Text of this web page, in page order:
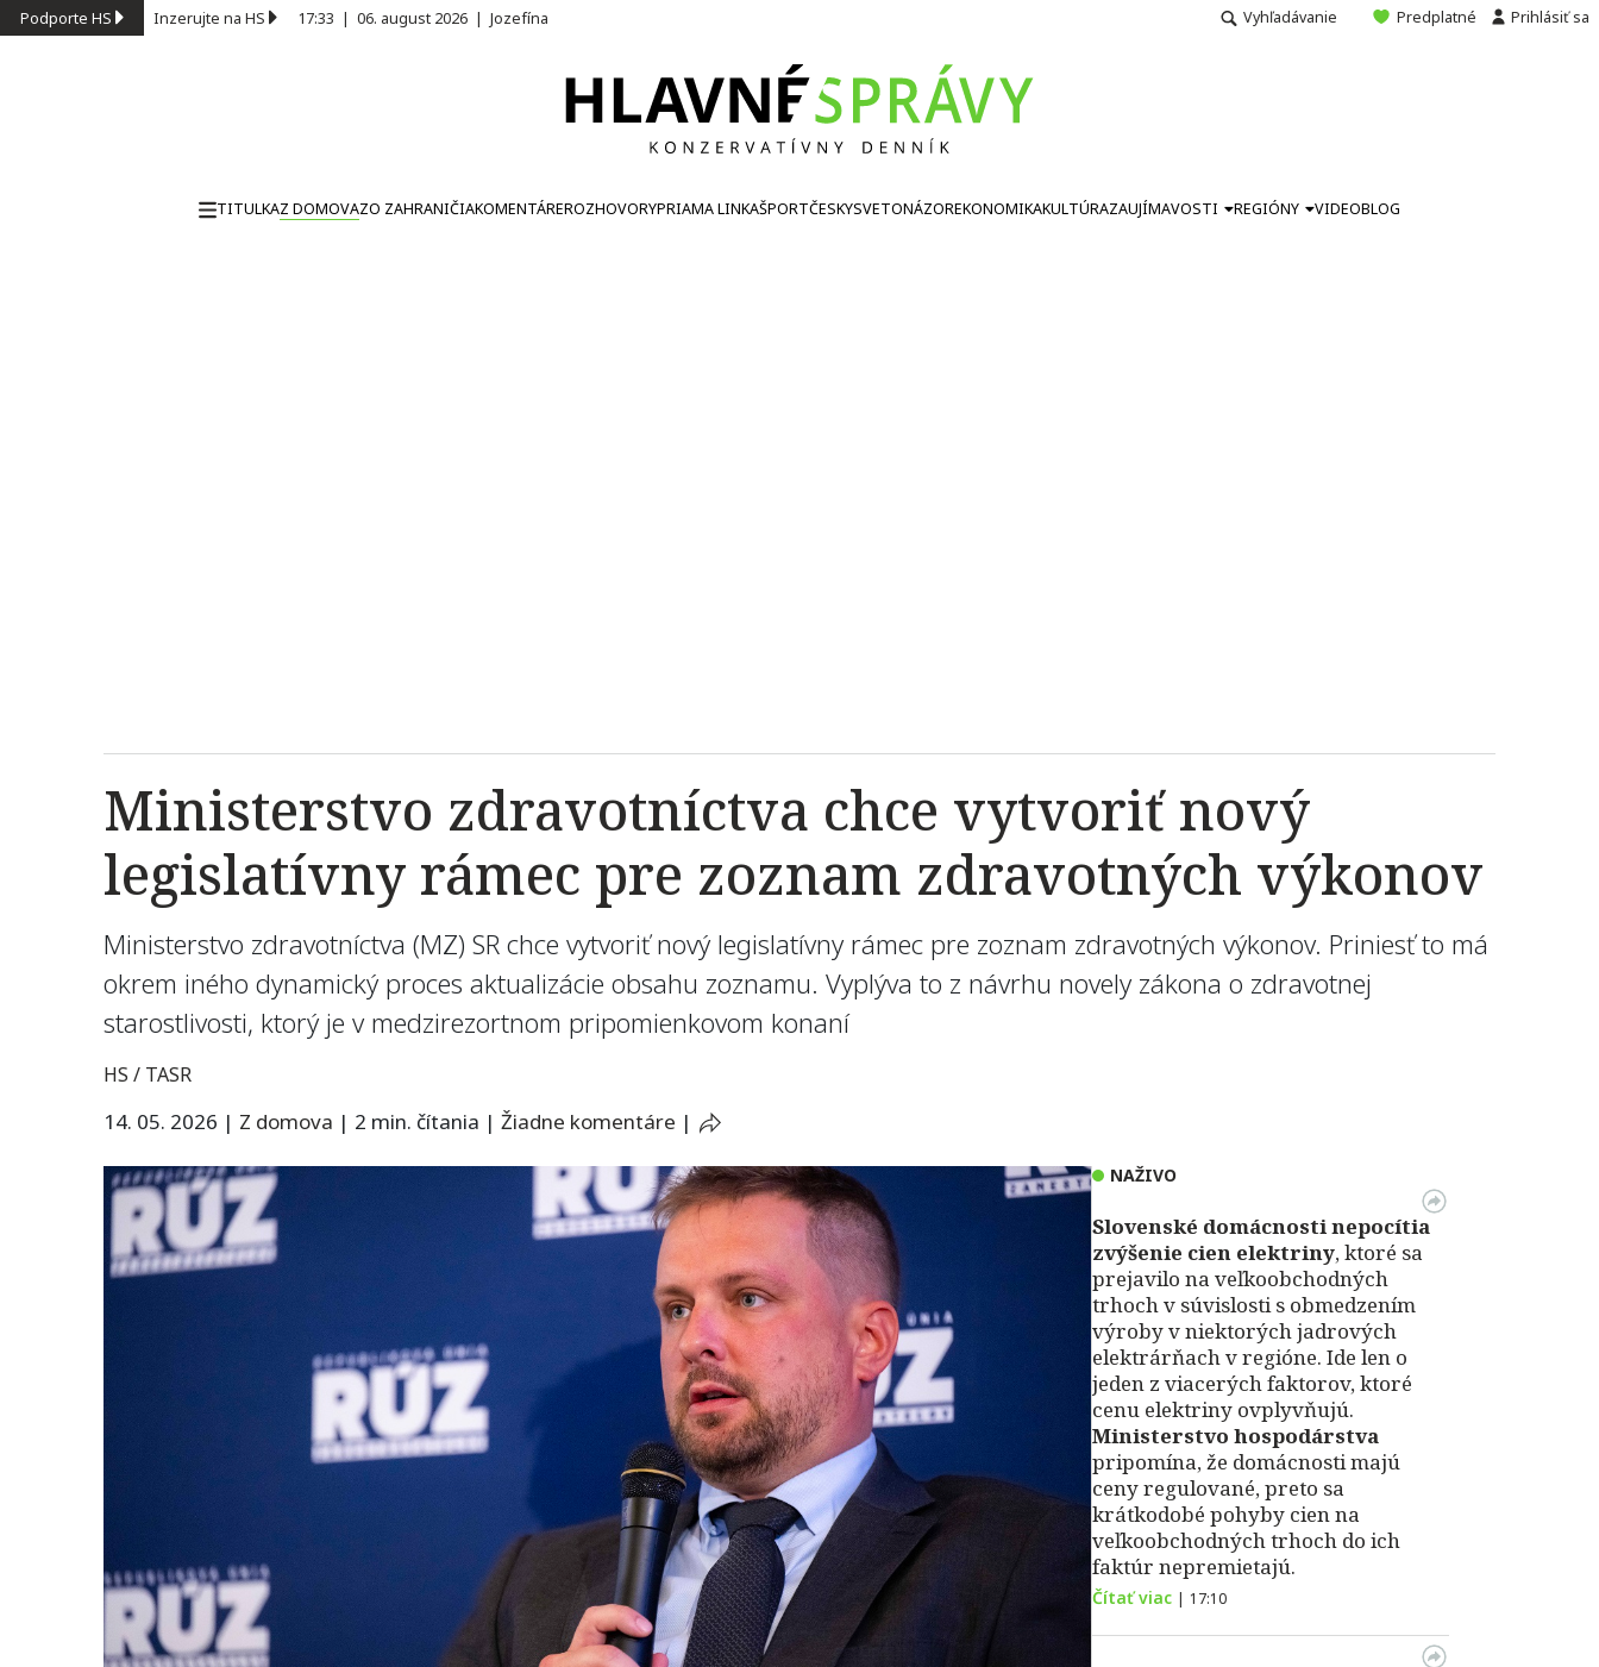
Podporte HS Inzerujte na HS 17:33 | 06. august 2026 | Jozefína Vyhľadávanie Predplatné Prihlásiť sa
TITULKAZ DOMOVAZO ZAHRANIČIAKOMENTÁREROZHOVORYPRIAMA LINKAŠPORTČESKYSVETONÁZOREKONOMIKAKULTÚRAZAUJÍMAVOSTI REGIÓNY VIDEOBLOG
Ministerstvo zdravotníctva chce vytvoriť nový
legislatívny rámec pre zoznam zdravotných výkonov
Ministerstvo zdravotníctva (MZ) SR chce vytvoriť nový legislatívny rámec pre zoznam zdravotných výkonov. Priniesť to má
okrem iného dynamický proces aktualizácie obsahu zoznamu. Vyplýva to z návrhu novely zákona o zdravotnej
starostlivosti, ktorý je v medzirezortnom pripomienkovom konaní
HS / TASR
14. 05. 2026 | Z domova | 2 min. čítania | Žiadne komentáre |
NAŽIVO
Slovenské domácnosti nepocítia
zvýšenie cien elektriny, ktoré sa
prejavilo na veľkoobchodných
trhoch v súvislosti s obmedzením
výroby v niektorých jadrových
elektrárňach v regióne. Ide len o
jeden z viacerých faktorov, ktoré
cenu elektriny ovplyvňujú.
Ministerstvo hospodárstva
pripomína, že domácnosti majú
ceny regulované, preto sa
krátkodobé pohyby cien na
veľkoobchodných trhoch do ich
faktúr nepremietajú.
Čítať viac | 17:10